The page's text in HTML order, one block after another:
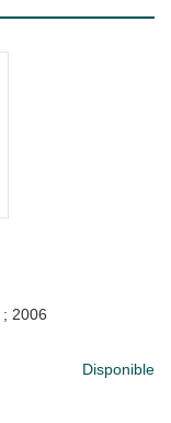
; 2006
Disponible